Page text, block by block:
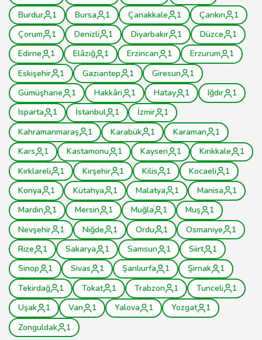
Burdur
1 Bursa 1 Çanakkale 1 Çankırı
1
Çorum
1 Denizli 1 Diyarbakır 1 Düzce
1
Edirne
1 Elâzığ 1 Erzincan 1 Erzurum
1
Eskişehir
1 Gaziantep 1 Giresun
1
Gümüşhane
1 Hakkâri 1 Hatay 1 Iğdır
1
Isparta
1 İstanbul 1 İzmir
1
Kahramanmaraş
1 Karabük 1 Karaman
1
Kars
1 Kastamonu 1 Kayseri 1 Kırıkkale
1
Kırklareli
1 Kırşehir 1 Kilis 1 Kocaeli
1
Konya
1 Kütahya 1 Malatya 1 Manisa
1
Mardin
1 Mersin 1 Muğla 1 Muş
1
Nevşehir
1 Niğde 1 Ordu 1 Osmaniye
1
Rize
1 Sakarya 1 Samsun 1 Siirt
1
Sinop
1 Sivas 1 Şanlıurfa 1 Şırnak
1
Tekirdağ
1 Tokat 1 Trabzon 1 Tunceli
1
Uşak
1 Van 1 Yalova 1 Yozgat
1
Zonguldak
1